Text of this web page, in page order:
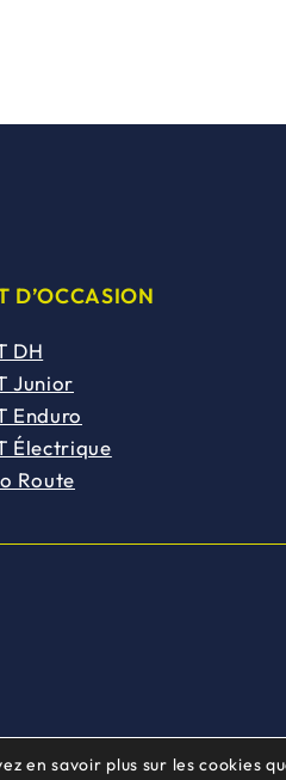
D’OCCASION
DH
Junior
Enduro
Électrique
Route
en savoir plus sur les cookies